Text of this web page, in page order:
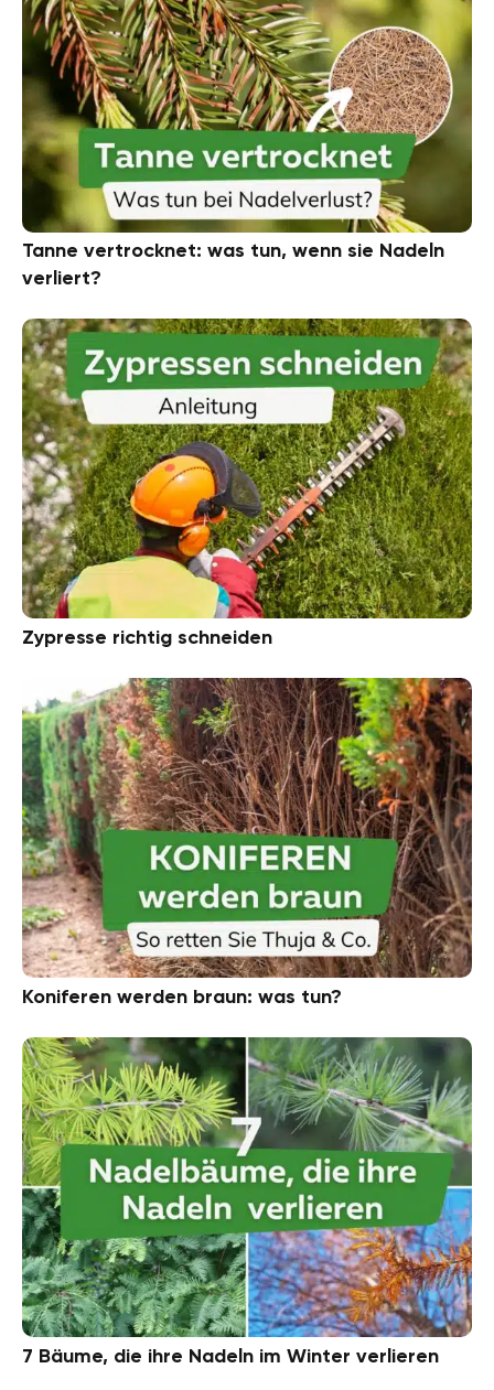
Tanne vertrocknet: was tun, wenn sie Nadeln
verliert?
Zypresse richtig schneiden
Koniferen werden braun: was tun?
7 Bäume, die ihre Nadeln im Winter verlieren